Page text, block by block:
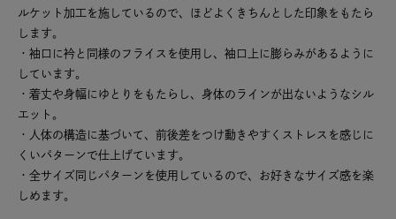
ルケット加工を施しているので、ほどよくきちんとした印象をもたら
します。
・袖口に衿と同様のフライスを使用し、袖口上に膨らみがあるように
しています。
・着丈や身幅にゆとりをもたらし、身体のラインが出ないようなシル
エット。
・人体の構造に基づいて、前後差をつけ動きやすくストレスを感じに
くいパターンで仕上げています。
・全サイズ同じパターンを使用しているので、お好きなサイズ感を楽
しめます。